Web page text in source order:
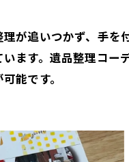
が追いつかず、手
ます。遺品整理コ
能です。